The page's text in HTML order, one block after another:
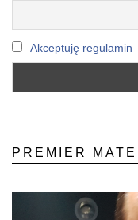
Akceptuję regulamin
PREMIER